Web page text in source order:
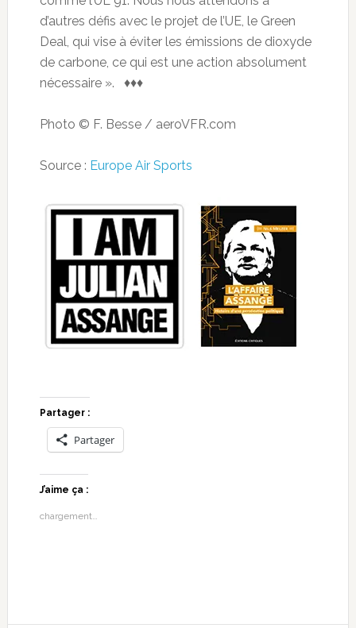
d’autres défis avec le projet de l’UE, le Green
Deal, qui vise à éviter les émissions de dioxyde
de carbone, ce qui est une action absolument
nécessaire ». ♦♦♦
Photo © F. Besse / aeroVFR.com
Source : Europe Air Sports
Partager :
Partager
J’aime ça :
chargement…